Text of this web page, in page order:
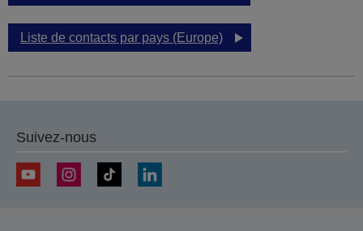
Liste de contacts par pays (Europe)
Suivez-nous